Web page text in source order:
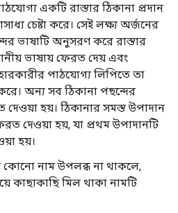
একটি রাস্তার ঠিকানা প্রদান
চেষ্টা করে। সেই লক্ষ্য অর্জনের
ভাষাটি অনুসরণ করে রাস্তার
ভাষায় ফেরত দেয় এবং
পাঠযোগ্য লিপিতে তা
অন্য সব ঠিকানা পছন্দের
দেওয়া হয়। ঠিকানার সমস্ত উপাদান
দেওয়া হয়, যা প্রথম উপাদানটি
হয়।
কোনো নাম উপলব্ধ না থাকলে,
কাছাকাছি মিল থাকা নামটি